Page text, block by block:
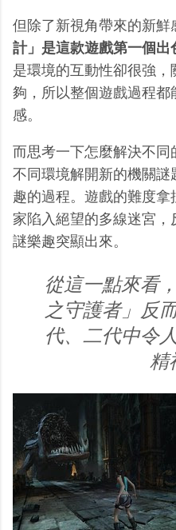
但除了新視角帶來的新鮮
計」是這款遊戲第一個出
是環境的互動性卻很強
夠，所以整個遊戲過程
感。
而思考一下怎麼解決不
不同環境解開新的機關
趣的過程。遊戲的難度
家陷入絕望的多線迷宮
謎樂趣突顯出來。
從這一點來看
之守護者」反
代、二代中令
精